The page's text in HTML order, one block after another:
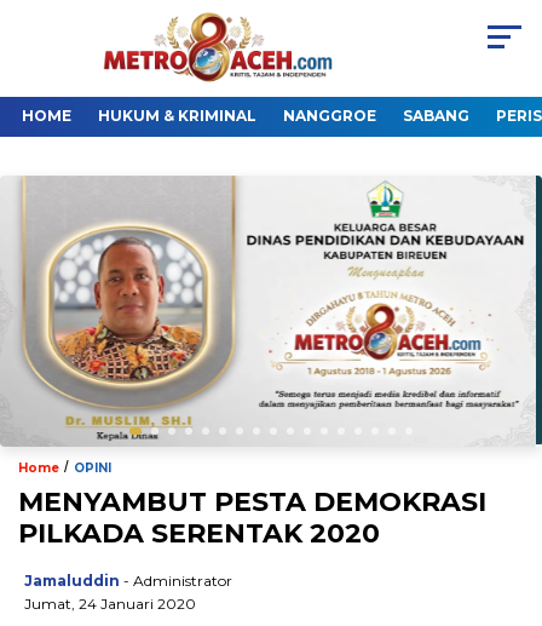
HOME HUKUM & KRIMINAL NANGGROE SABANG
Home / OPINI
MENYAMBUT PESTA DEMOKRASI
PILKADA SERENTAK 2020
Jamaluddin - Administrator
Jumat, 24 Januari 2020